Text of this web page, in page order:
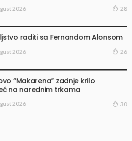
2026 28
raditi sa Fernandom Alonsom
2026 26
“Makarena” zadnje krilo
na narednim trkama
2026 30